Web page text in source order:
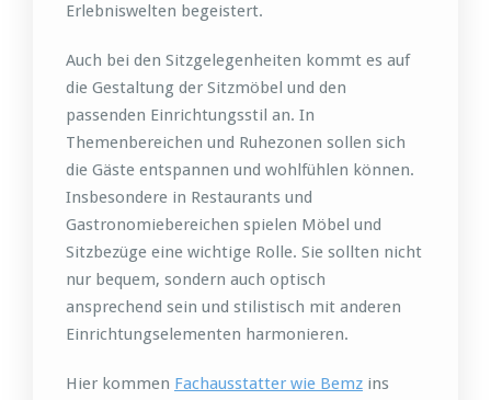
Erlebniswelten begeistert.
Auch bei den Sitzgelegenheiten kommt es auf
die Gestaltung der Sitzmöbel und den
passenden Einrichtungsstil an. In
Themenbereichen und Ruhezonen sollen sich
die Gäste entspannen und wohlfühlen können.
Insbesondere in Restaurants und
Gastronomiebereichen spielen Möbel und
Sitzbezüge eine wichtige Rolle. Sie sollten nicht
nur bequem, sondern auch optisch
ansprechend sein und stilistisch mit anderen
Einrichtungselementen harmonieren.
Hier kommen Fachausstatter wie Bemz ins